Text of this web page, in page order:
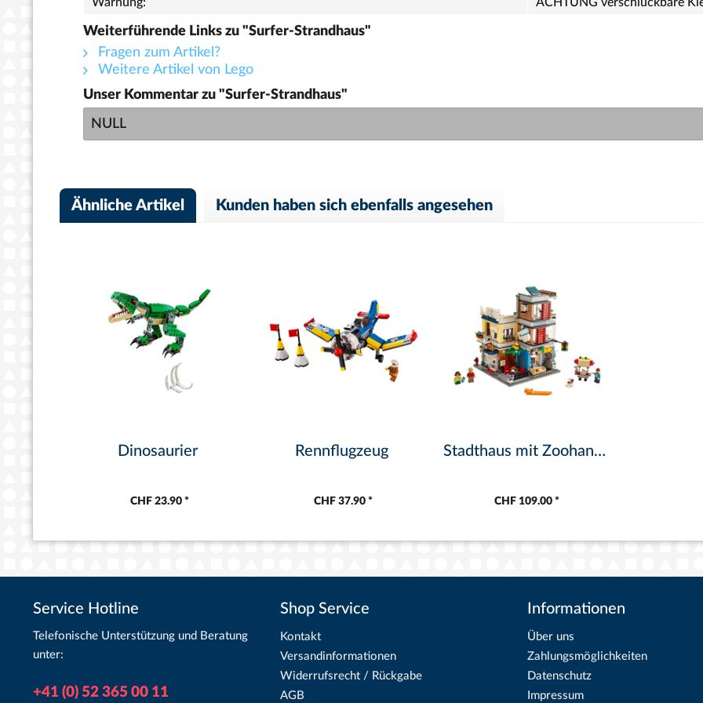
Weiterführende Links zu "Surfer-Strandhaus"
Fragen zum Artikel?
Weitere Artikel von Lego
Unser Kommentar zu "Surfer-Strandhaus"
NULL
Ähnliche Artikel Kunden haben sich ebenfalls angesehen
Dinosaurier
CHF 23.90 *
Rennflugzeug
CHF 37.90 *
Stadthaus mit Zoohandlung
CHF 109.00 *
Service Hotline
Telefonische Unterstützung und Beratung
unter:
+41 (0) 52 365 00 11
Shop Service
Kontakt
Versandinformationen
Widerrufsrecht / Rückgabe
AGB
Informationen
Über uns
Zahlungsmöglichkeiten
Datenschutz
Impressum